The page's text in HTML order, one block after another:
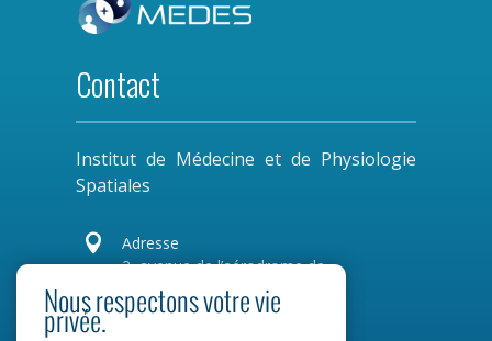
Contact
Institut de Médecine et de Physiologie
Spatiales

Adresse
2, avenue de l’aérodrome de
Montaudran
CS 77720
Nous respectons votre vie
privée.